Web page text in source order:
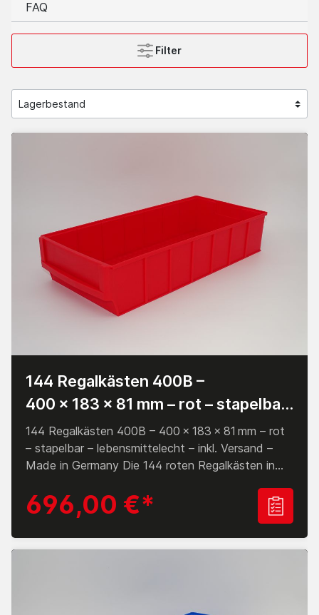
FAQ
Filter
144 Regalkästen 400B –
400 × 183 × 81 mm – rot – stapelbar
– lebensmittelecht – inkl. Versand –
Made in Germany
144 Regalkästen 400B – 400 × 183 × 81 mm – rot
– stapelbar – lebensmittelecht – inkl. Versand –
Made in Germany Die 144 roten Regalkästen in
(400 × 183 × 81 mm) eignen sich optimal für eine
effiziente Lagerung von Kleinteilen in Handwerk,
bruchsicherem Polypropylen sind die stapelbaren
696,00 €*